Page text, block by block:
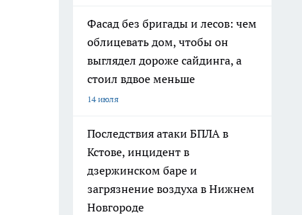
Фасад без бригады и лесов: чем
облицевать дом, чтобы он
выглядел дороже сайдинга, а
стоил вдвое меньше
14 июля
Последствия атаки БПЛА в
Кстове, инцидент в
дзержинском баре и
загрязнение воздуха в Нижнем
Новгороде